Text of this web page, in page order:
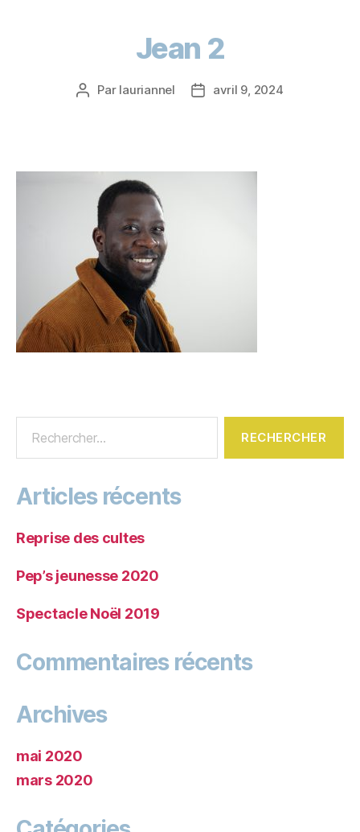
Jean 2
Par lauriannel avril 9, 2024
Articles récents
Reprise des cultes
Pep’s jeunesse 2020
Spectacle Noël 2019
Commentaires récents
Archives
mai 2020
mars 2020